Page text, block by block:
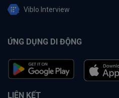
Viblo Interview
ỨNG DỤNG DI ĐỘNG
LIÊN KẾT